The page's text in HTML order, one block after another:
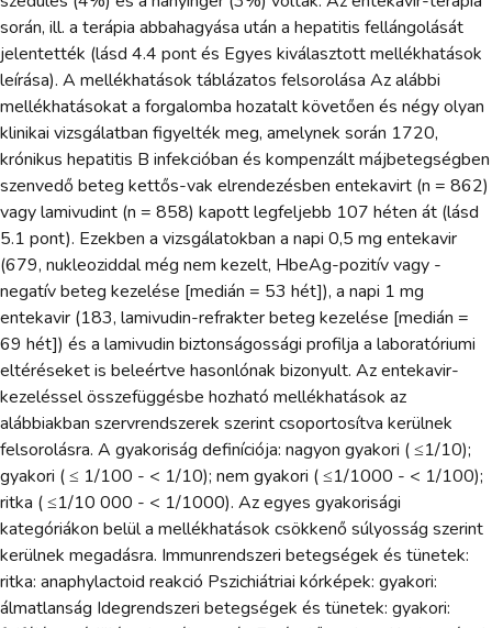
során, ill. a terápia abbahagyása után a hepatitis fellángolását
jelentették (lásd 4.4 pont és Egyes kiválasztott mellékhatások
leírása). A mellékhatások táblázatos felsorolása Az alábbi
mellékhatásokat a forgalomba hozatalt követően és négy olyan
klinikai vizsgálatban figyelték meg, amelynek során 1720,
krónikus hepatitis B infekcióban és kompenzált májbetegségben
szenvedő beteg kettős-vak elrendezésben entekavirt (n = 862)
vagy lamivudint (n = 858) kapott legfeljebb 107 héten át (lásd
5.1 pont). Ezekben a vizsgálatokban a napi 0,5 mg entekavir
(679, nukleoziddal még nem kezelt, HbeAg-pozitív vagy -
negatív beteg kezelése [medián = 53 hét]), a napi 1 mg
entekavir (183, lamivudin-refrakter beteg kezelése [medián =
69 hét]) és a lamivudin biztonságossági profilja a laboratóriumi
eltéréseket is beleértve hasonlónak bizonyult. Az entekavir-
kezeléssel összefüggésbe hozható mellékhatások az
alábbiakban szervrendszerek szerint csoportosítva kerülnek
felsorolásra. A gyakoriság definíciója: nagyon gyakori ( ≤1/10);
gyakori ( ≤ 1/100 - < 1/10); nem gyakori ( ≤1/1000 - < 1/100);
ritka ( ≤1/10 000 - < 1/1000). Az egyes gyakorisági
kategóriákon belül a mellékhatások csökkenő súlyosság szerint
kerülnek megadásra. Immunrendszeri betegségek és tünetek:
ritka: anaphylactoid reakció Pszichiátriai kórképek: gyakori:
álmatlanság Idegrendszeri betegségek és tünetek: gyakori: